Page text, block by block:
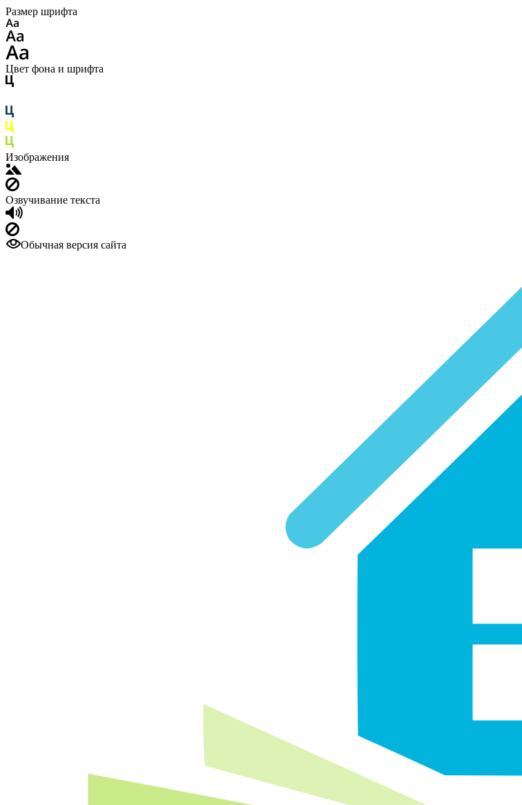
Размер шрифта
Цвет фона и шрифта
Изображения
Озвучивание текста
Обычная версия сайта